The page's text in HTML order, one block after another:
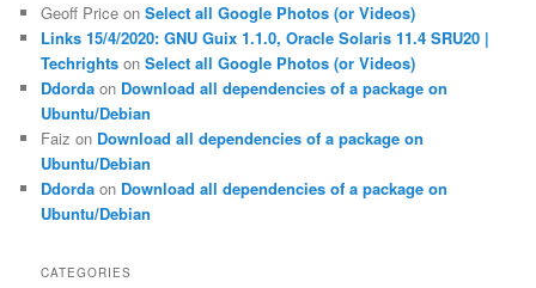
Geoff Price onSelect all Google Photos (or Videos)
Links 15/4/2020: GNU Guix 1.1.0, Oracle Solaris 11.4 SRU20 |
Techrights onSelect all Google Photos (or Videos)
Ddorda on Download all dependencies of a package on
Ubuntu/Debian
Faiz on Download all dependencies of a package on
Ubuntu/Debian
Ddorda on Download all dependencies of a package on
Ubuntu/Debian
CATEGORIES